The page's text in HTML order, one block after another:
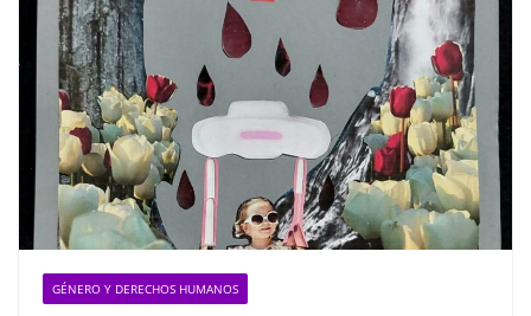
GÉNERO Y DERECHOS HUMANOS